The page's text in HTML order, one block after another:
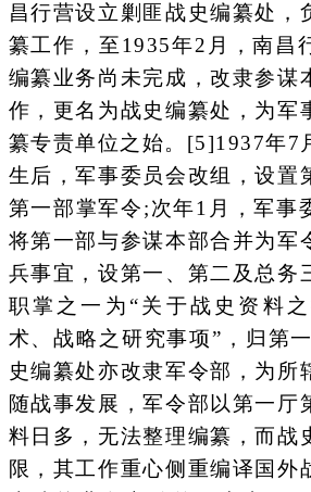
昌行营设立剿匪战史编纂处，
纂工作，至1935年2月，南昌
编纂业务尚未完成，改隶参谋
作，更名为战史编纂处，为军
纂专责单位之始。[5]1937年7
生后，军事委员会改组，设置
第一部掌军令;次年1月，军事
将第一部与参谋本部合并为军
兵事宜，设第一、第二及总务
职掌之一为“关于战史资料
术、战略之研究事项”，归第
史编纂处亦改隶军令部，为所
随战事发展，军令部以第一厅
料日多，无法整理编纂，而战
限，其工作重心侧重编译国外